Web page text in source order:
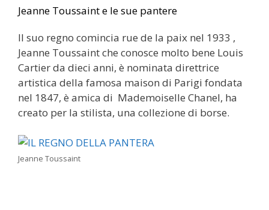
Jeanne Toussaint e le sue pantere
Il suo regno comincia rue de la paix nel 1933 ,
Jeanne Toussaint che conosce molto bene Louis
Cartier da dieci anni, è nominata direttrice
artistica della famosa maison di Parigi fondata
nel 1847, è amica di Mademoiselle Chanel, ha
creato per la stilista, una collezione di borse.
Jeanne Toussaint